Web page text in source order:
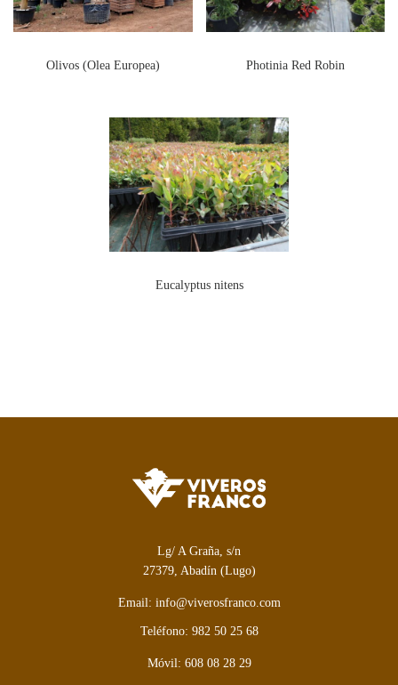
Olivos (Olea Europea) Photinia Red Robin
Eucalyptus nitens
Lg/ A Graña, s/n
27379, Abadín (Lugo)
Email: info@viverosfranco.com
Teléfono: 982 50 25 68
Móvil: 608 08 28 29